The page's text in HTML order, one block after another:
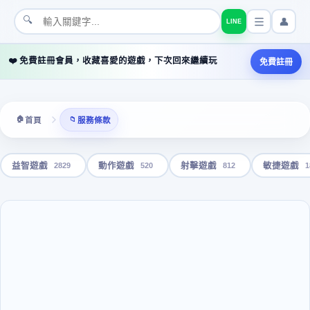
🔍 LINE 👤
❤️ 免費註冊會員，收藏喜愛的遊戲，下次回來繼續玩 免費註冊
🏠首頁 📁 服務條款
益智遊戲 2829 動作遊戲 520 射擊遊戲 812 敏捷遊戲